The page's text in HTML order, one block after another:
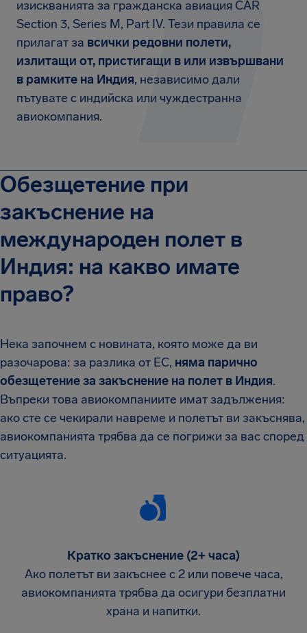
изискванията за гражданска авиация CAR
Section 3, Series M, Part IV. Тези правила се
прилагат за всички редовни полети,
излитащи от, пристигащи в или извършвани
в рамките на Индия, независимо дали
пътувате с индийска или чуждестранна
авиокомпания.
Обезщетение при
закъснение на
международен полет в
Индия: на какво имате
право?
Нека започнем с новината, която може да ви
разочарова: за разлика от ЕС, няма парично
обезщетениеза закъснение на полет в Индия.
Въпреки това авиокомпаниите имат задължения:
ако сте се чекирали навреме и полетът ви закъснява,
авиокомпанията трябва да се погрижи за вас според
ситуацията.
Кратко закъснение (2+ часа)
Ако полетът ви закъснее с 2 или повече часа,
авиокомпанията трябва да осигури безплатни
храна и напитки.